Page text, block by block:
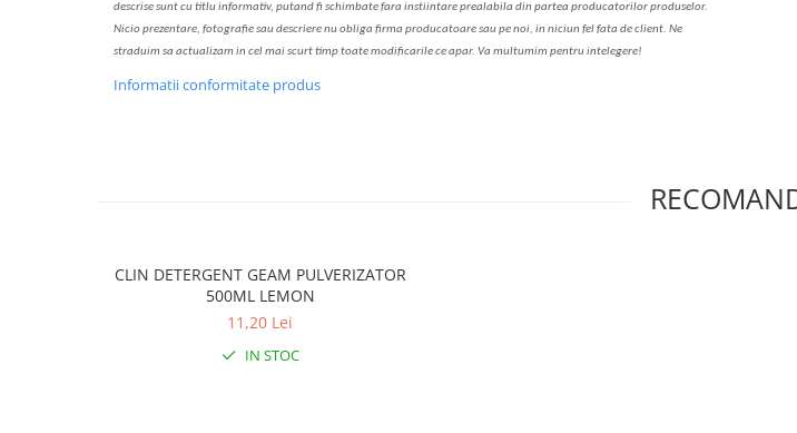
descrise sunt cu titlu informativ, putand fi schimbate fara instiintare prealabila din partea producatorilor produselor.
Nicio prezentare, fotografie sau descriere nu obliga firma producatoare sau pe noi, in niciun fel fata de client. Ne
straduim sa actualizam in cel mai scurt timp toate modificarile ce apar. Va multumim pentru intelegere!
Informatii conformitate produs
CLIN DETERGENT GEAM PULVERIZATOR
500ML LEMON
11,20 Lei
IN STOC